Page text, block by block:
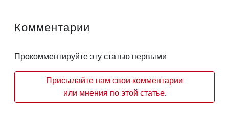
Комментарии
Прокомментируйте эту статью первыми
Присылайте нам свои комментарии
или мнения по этой статье.